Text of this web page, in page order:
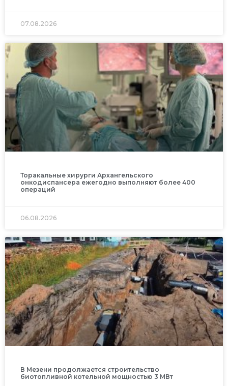
07.08.2026
Торакальные хирурги Архангельского
онкодиспансера ежегодно выполняют более 400
операций
06.08.2026
В Мезени продолжается строительство
биотопливной котельной мощностью 3 МВт